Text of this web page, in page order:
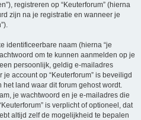
registreren op “Keuterforum” (hierna
zijn na je registratie en wanneer je
identificeerbare naam (hierna “je
om te kunnen aanmelden op je
persoonlijk, geldig e-mailadres
account op “Keuterforum” is beveiligd
land waar dit forum gehost wordt.
je wachtwoord en je e-mailadres die
is verplicht of optioneel, dat
altijd zelf de mogelijkheid te bepalen